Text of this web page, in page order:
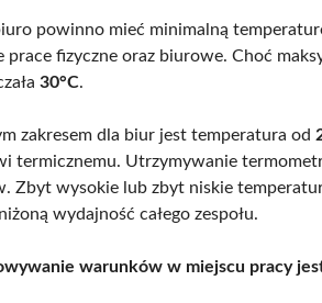
powinno mieć minimalną
prace fizyczne oraz biurowe. Choć
30°C.
zakresem dla biur jest temperatura od
termicznemu. Utrzymywanie
Zbyt wysokie lub zbyt niskie
wydajność całego zespołu.
warunków w miejscu pracy